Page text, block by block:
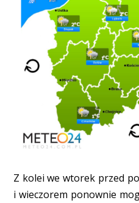
Z kolei we wtorek przed
i wieczorem ponownie